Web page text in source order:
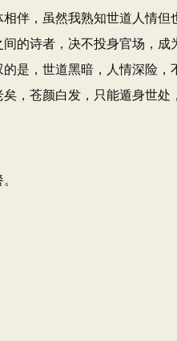
伴，虽然我熟知世道人情但
的诗者，决不投身官场，成
是，世道黑暗，人情深险，
，苍颜白发，只能遁身世处